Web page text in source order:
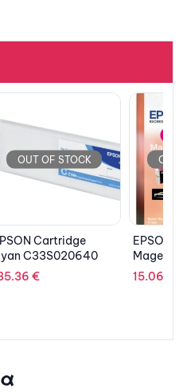
OUT OF STOCK
EPSON Cartridge
Magenta
C13T08734020
15.06€